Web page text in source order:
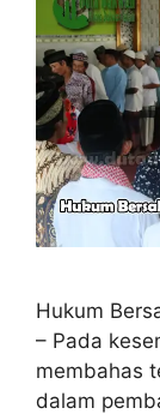
Hukum
– Pada
membahas
dalam